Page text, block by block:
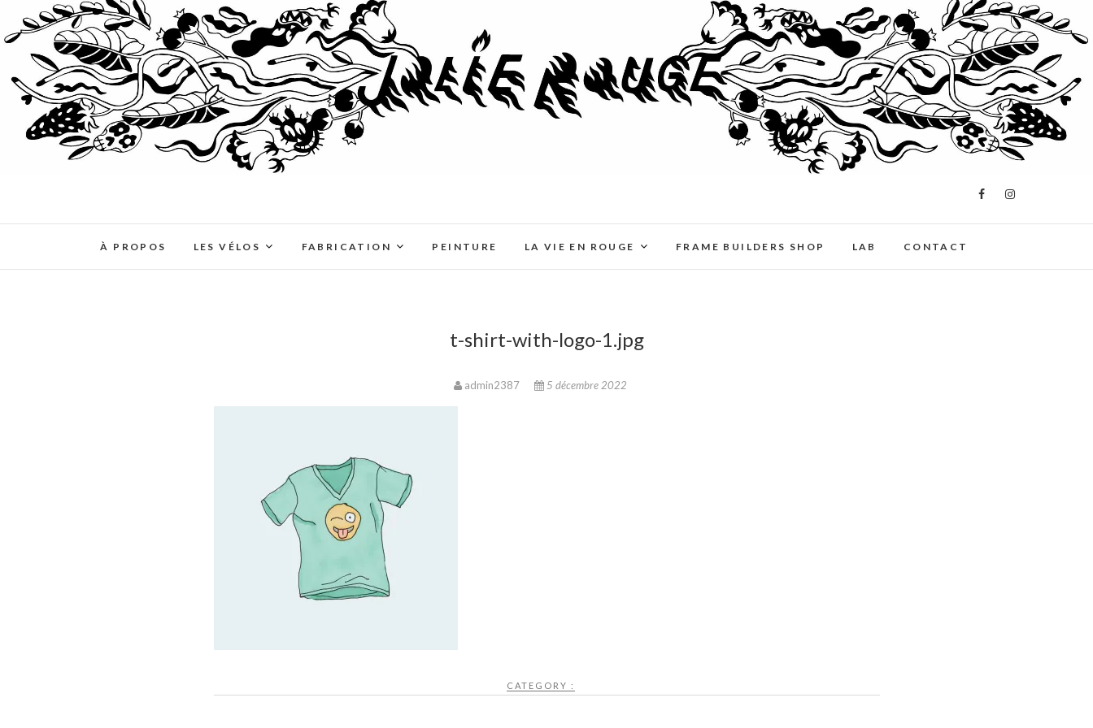
À PROPOS LES VÉLOS FABRICATION PEINTURE LA VIE EN ROUGE FRAME BUILDERS SHOP LAB CONTACT
t-shirt-with-logo-1.jpg
admin2387 5 décembre 2022
CATEGORY :